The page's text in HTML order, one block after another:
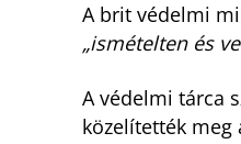
A brit védelmi
„ismételten és
A védelmi tárca
közelítették meg